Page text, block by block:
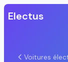
Electus
Voitures